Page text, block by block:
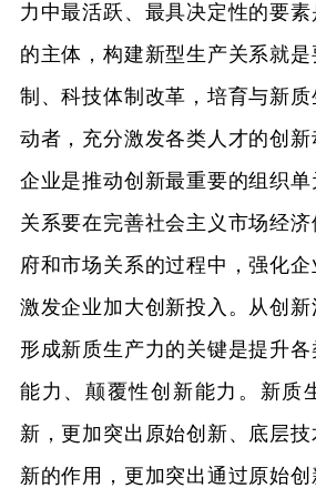
力中最活跃、最具决定性的要
的主体，构建新型生产关系就
制、科技体制改革，培育与新
动者，充分激发各类人才的创新
企业是推动创新最重要的组织
关系要在完善社会主义市场经
府和市场关系的过程中，强化企
激发企业加大创新投入。从创
形成新质生产力的关键是提升
能力、颠覆性创新能力。新质
新，更加突出原始创新、底层技
新的作用，更加突出通过原始